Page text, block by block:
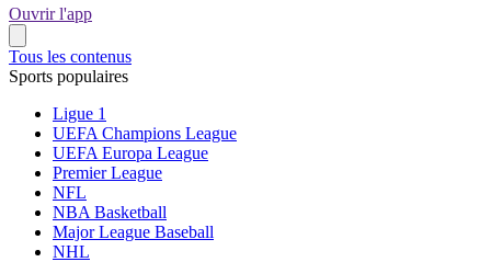
Ouvrir l'app
Tous les contenus
Sports populaires
Ligue 1
UEFA Champions League
UEFA Europa League
Premier League
NFL
NBA Basketball
Major League Baseball
NHL